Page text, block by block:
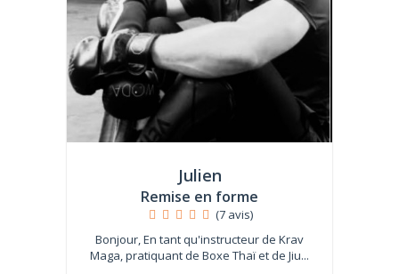
Julien
Remise en forme
(7 avis)
Bonjour, En tant qu'instructeur de Krav
Maga, pratiquant de Boxe Thaï et de Jiu...